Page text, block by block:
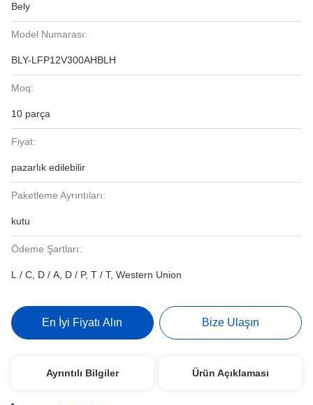
Bely
Model Numarası:
BLY-LFP12V300AHBLH
Moq:
10 parça
Fiyat:
pazarlık edilebilir
Paketleme Ayrıntıları:
kutu
Ödeme Şartları:
L / C, D / A, D / P, T / T, Western Union
En İyi Fiyatı Alın Bize Ulaşın
Ayrıntılı Bilgiler Ürün Açıklaması